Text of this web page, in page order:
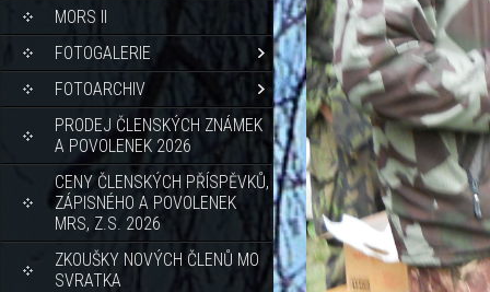
MORS II
FOTOGALERIE
FOTOARCHIV
PRODEJ ČLENSKÝCH ZNÁMEK
A POVOLENEK 2026
CENY ČLENSKÝCH PŘÍSPĚVKŮ,
ZÁPISNÉHO A POVOLENEK
MRS, Z.S. 2026
ZKOUŠKY NOVÝCH ČLENŮ MO
SVRATKA